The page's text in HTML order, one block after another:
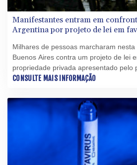
Manifestantes entram em
Argentina por projeto de lei em
Milhares de pessoas marcharam
Buenos Aires contra um projeto de lei
propriedade privada apresentado pelo
em um protesto que terminou em
CONSULTE MAIS INFORMAÇÃO